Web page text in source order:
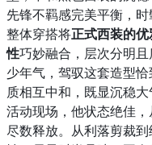
先锋不羁感完美平衡，时
整体穿搭将正式西装的
性巧妙融合，层次分明
少年气，驾驭这套造型
质相互中和，既显沉稳大
活动现场，他状态绝佳
尽数释放。从利落剪裁